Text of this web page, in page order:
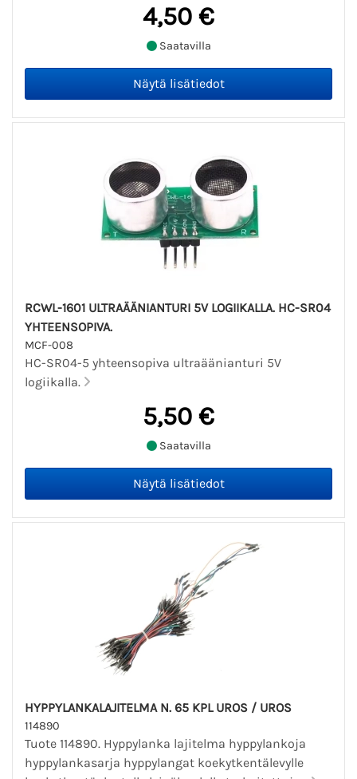
4,50 €
Saatavilla
RCWL-1601 ULTRAÄÄNIANTURI 5V LOGIIKALLA. HC-SR04
YHTEENSOPIVA.
MCF-008
HC-SR04-5 yhteensopiva ultraäänianturi 5V
logiikalla.
5,50 €
Saatavilla
HYPPYLANKALAJITELMA N. 65 KPL UROS / UROS
114890
Tuote 114890. Hyppylanka lajitelma hyppylankoja
hyppylankasarja hyppylangat koekytkentälevylle